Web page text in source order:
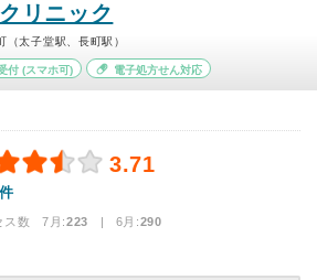
リニック
太子堂駅、長町駅）
付(スマホ可) 電子処方せん対応
3.71
ス数 7月:223 | 6月:290